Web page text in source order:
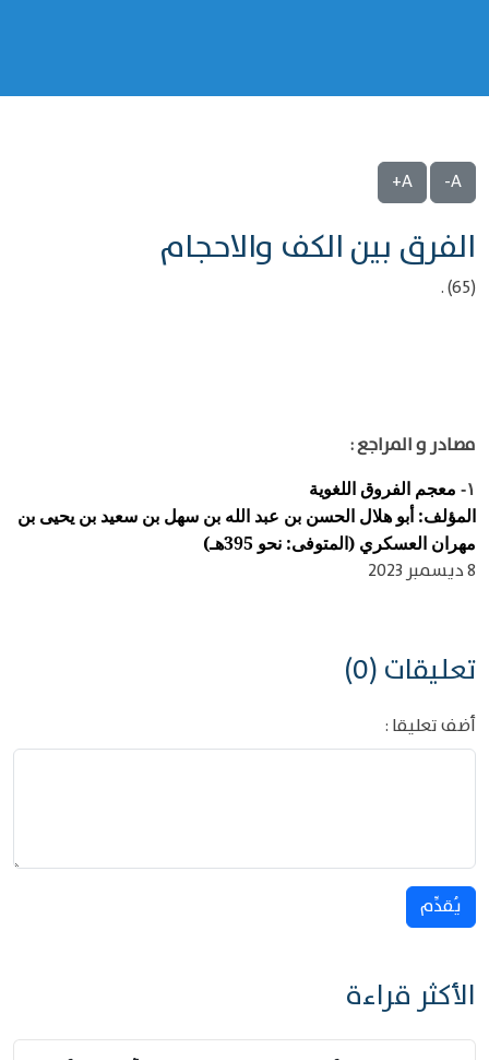
A-
A+
الفرق بين الكف والاحجام
(65) .
مصادر و المراجع :
١-
معجم الفروق اللغوية
المؤلف: أبو هلال الحسن بن عبد الله بن سهل بن سعيد بن يحيى بن
مهران العسكري (المتوفى: نحو 395هـ)
8 ديسمبر 2023
تعليقات (0)
أضف تعليقا :
يُقدِّم
الأكثر قراءة